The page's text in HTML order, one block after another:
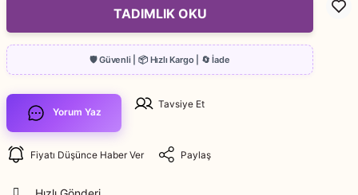
TADIMLIK OKU
Yorum Yaz
Tavsiye Et
Fiyatı Düşünce Haber Ver Paylaş